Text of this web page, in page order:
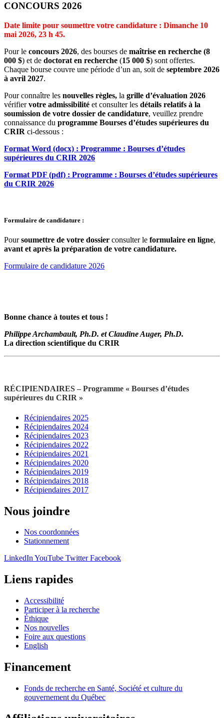
CONCOURS 2026
Date limite pour soumettre votre candidature : Dimanche 10
mai 2026, 23 h 45.
Pour le concours 2026, des bourses de maîtrise en recherche (8
000 $) et de doctorat en recherche (15 000 $) sont offertes.
Chaque bourse couvre une période d’un an, soit de septembre 2026
à avril 2027.
Pour connaître les nouvelles règles, la grille d’évaluation 2026
vérifiervotre admissibilité et consulter les détails relatifs à la
soumission de votre dossier de candidature, veuillez prendre
connaissance du programme Bourses d’études supérieures du
CRIR ci-dessous :
Format Word (docx) : Programme : Bourses d’études
supérieures du CRIR 2026
Format PDF (pdf) : Programme : Bourses d’études supérieures
du CRIR 2026
Formulaire de candidature :
Poursoumettre de votre dossier consulter le formulaire en ligne,
avant et après la préparation de votre candidature.
Formulaire de candidature 2026
Bonne chance à toutes et tous !
Philippe Archambault, Ph.D. et Claudine Auger, Ph.D.
La direction scientifique du CRIR
RÉCIPIENDAIRES – Programme « Bourses d’études
supérieures du CRIR »
Récipiendaires 2025
Récipiendaires 2024
Récipiendaires 2023
Récipiendaires 2022
Récipiendaires 2021
Récipiendaires 2020
Récipiendaires 2019
Récipiendaires 2018
Récipiendaires 2017
Nous joindre
Nos coordonnées
Stationnement
LinkedInYouTube Twitter Facebook
Liens rapides
Accessibilité
Participer à la recherche
Éthique
Nos nouvelles
Foire aux questions
English
Financement
Fonds de recherche en Santé, Société et culture du
gouvernement du Québec